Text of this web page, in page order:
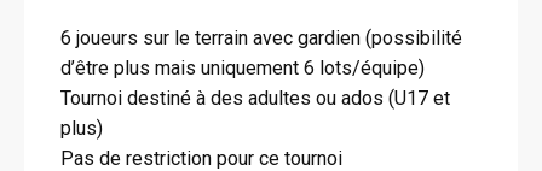
6 joueurs sur le terrain avec gardien (possibilité
d’être plus mais uniquement 6 lots/équipe)
Tournoi destiné à des adultes ou ados (U17 et
plus)
Pas de restriction pour ce tournoi